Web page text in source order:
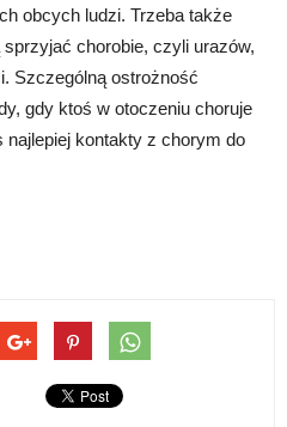
obcych ludzi. Trzeba także
chorobie, czyli urazów,
Szczególną ostrożność
gdy ktoś w otoczeniu choruje
kontakty z chorym do